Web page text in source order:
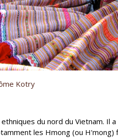
Kotry
du nord du Vietnam. Il
les Hmong (ou H'mong)